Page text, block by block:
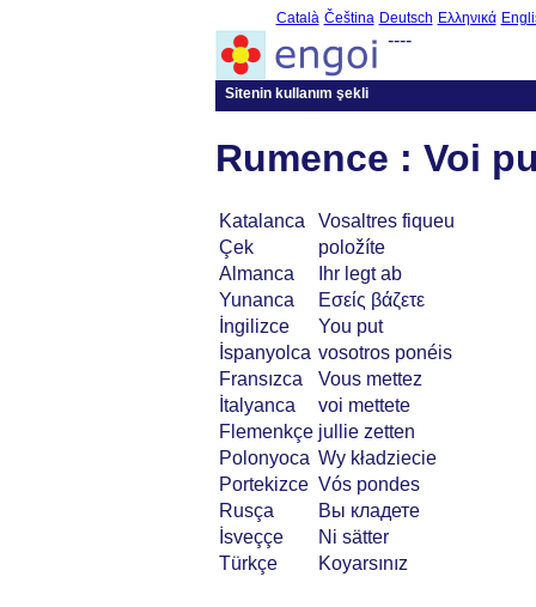
Català Čeština Deutsch Ελληνικά
----
Sitenin kullanım şekli
Rumence : Voi
Katalanca
Vosaltres fiqueu
Çek
položíte
Almanca
Ihr legt ab
Yunanca
Εσείς βάζετε
İngilizce
You put
İspanyolca vosotros ponéis
Fransızca
Vous mettez
İtalyanca
voi mettete
Flemenkçe jullie zetten
Polonyoca Wy kładziecie
Portekizce Vós pondes
Rusça
Вы кладете
İsveççe
Ni sätter
Türkçe
Koyarsınız